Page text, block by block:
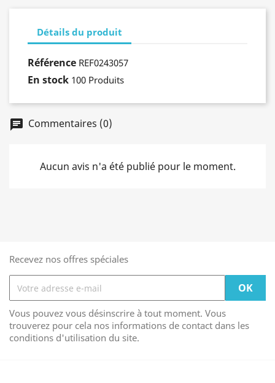
Détails du produit
Référence REF0243057
En stock 100 Produits
chat Commentaires (0)
Aucun avis n'a été publié pour le moment.
Recevez nos offres spéciales
Vous pouvez vous désinscrire à tout moment. Vous
trouverez pour cela nos informations de contact dans les
conditions d'utilisation du site.